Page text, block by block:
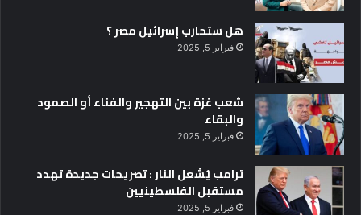
هل ستحارب إسرائيل مصر ؟
فبراير 5, 2025
شعب غزة بين التهجير والفناء أو الصمود
والبقاء
فبراير 5, 2025
ترامب يُشعل النار : تصريحات جديدة تهدد
مستقبل الفلسطينيين
فبراير 5, 2025